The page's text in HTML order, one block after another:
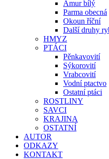
Amur bílý
Parma obecná
Okoun říční
Další druhy
HMYZ
PTÁCI
Pěnkavovití
Sýkorovití
Vrabcovití
Vodní ptactvo
Ostatní ptáci
ROSTLINY
SAVCI
KRAJINA
OSTATNÍ
AUTOR
ODKAZY
KONTAKT